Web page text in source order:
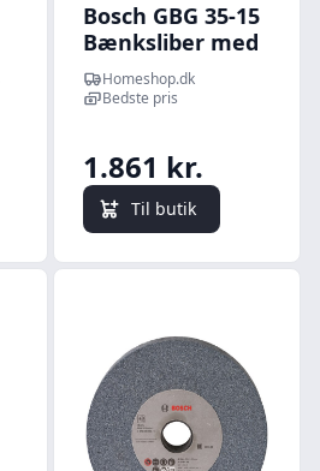
Bosch GBG 35-15
Bænksliber med
dobbelthjul -
060127A300
Homeshop.dk
Bedste pris
1.861 kr.
Til butik